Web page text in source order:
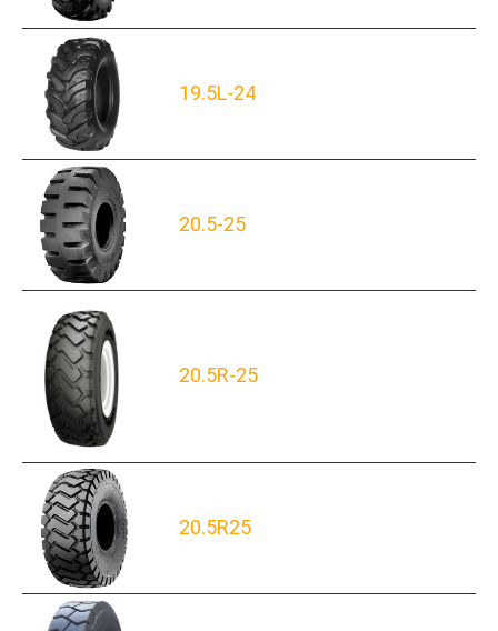
19.5L-24
20.5-25
20.5R-25
20.5R25